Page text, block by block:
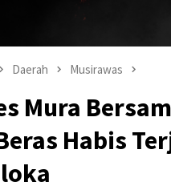
Daerah Musirawas
Mura
Habis